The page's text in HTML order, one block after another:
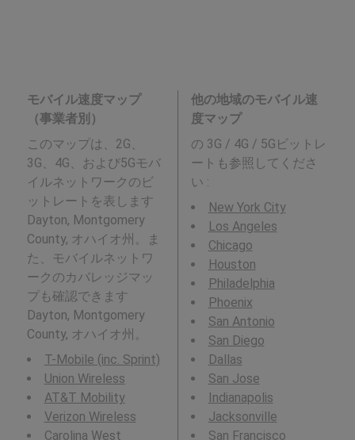
モバイル速度マップ
（事業者別）
このマップは、2G、
3G、4G、および5Gモバ
イルネットワークのビ
ットレートを表します
Dayton, Montgomery
County, オハイオ州。ま
た、モバイルネットワ
ークのカバレッジマッ
プも確認できます
Dayton, Montgomery
County, オハイオ州。
T-Mobile (inc. Sprint)
Union Wireless
AT&T Mobility
Verizon Wireless
Carolina West
他の地域のモバイル速
度マップ
の 3G / 4G / 5Gビットレ
ートも参照してくださ
い :
New York City
Los Angeles
Chicago
Houston
Philadelphia
Phoenix
San Antonio
San Diego
Dallas
San Jose
Indianapolis
Jacksonville
San Francisco